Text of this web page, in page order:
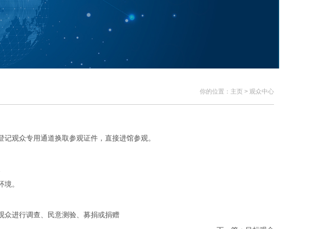
你的位置：主页 > 观众中心
观众专用通道换取参观证件，直接进馆参观。
。
众进行调查、民意测验、募捐或捐赠